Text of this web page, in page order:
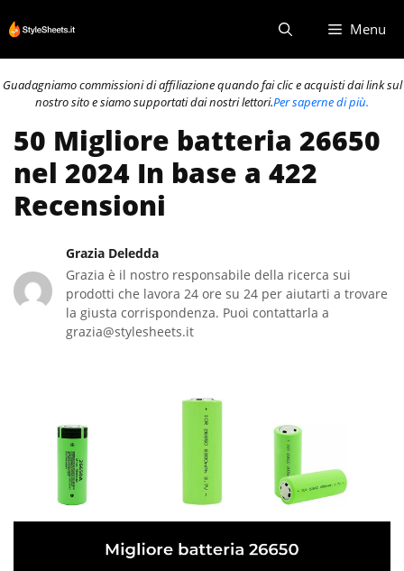
al
contenuto
Menu
Guadagniamo commissioni di affiliazione quando fai clic e acquisti dai link sul
nostro sito e siamo supportati dai nostri lettori.Per saperne di più.
50 Migliore batteria 26650
nel 2024 In base a 422
Recensioni
Grazia Deledda
Grazia è il nostro responsabile della ricerca sui
prodotti che lavora 24 ore su 24 per aiutarti a trovare
la giusta corrispondenza. Puoi contattarla a
grazia@stylesheets.it